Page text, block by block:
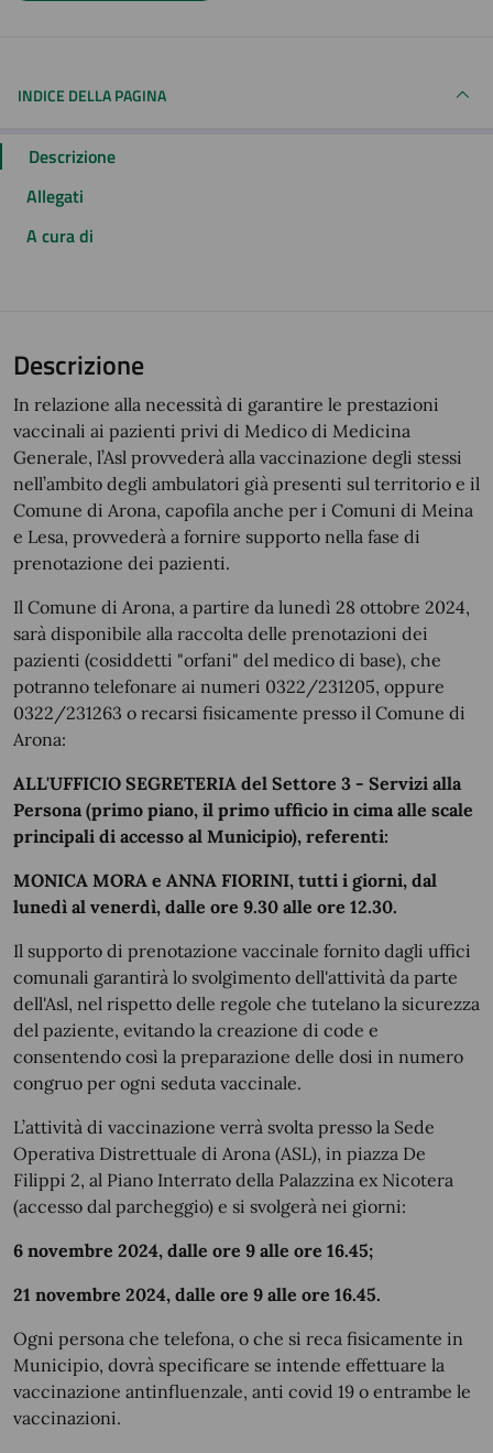
INDICE DELLA PAGINA
Descrizione
Allegati
A cura di
Descrizione
In relazione alla necessità di garantire le prestazioni
vaccinali ai pazienti privi di Medico di Medicina
Generale, l’Asl provvederà alla vaccinazione degli stessi
nell’ambito degli ambulatori già presenti sul territorio e il
Comune di Arona, capofila anche per i Comuni di Meina
e Lesa, provvederà a fornire supporto nella fase di
prenotazione dei pazienti.
Il Comune di Arona, a partire da lunedì 28 ottobre 2024,
sarà disponibile alla raccolta delle prenotazioni dei
pazienti (cosiddetti "orfani" del medico di base), che
potranno telefonare ai numeri 0322/231205, oppure
0322/231263 o recarsi fisicamente presso il Comune di
Arona:
ALL'UFFICIO SEGRETERIA del Settore 3 - Servizi alla
Persona (primo piano, il primo ufficio in cima alle scale
principali di accesso al Municipio), referenti:
MONICA MORA e ANNA FIORINI, tutti i giorni, dal
lunedì al venerdì, dalle ore 9.30 alle ore 12.30.
Il supporto di prenotazione vaccinale fornito dagli uffici
comunali garantirà lo svolgimento dell'attività da parte
dell'Asl, nel rispetto delle regole che tutelano la sicurezza
del paziente, evitando la creazione di code e
consentendo così la preparazione delle dosi in numero
congruo per ogni seduta vaccinale.
L’attività di vaccinazione verrà svolta presso la Sede
Operativa Distrettuale di Arona (ASL), in piazza De
Filippi 2, al Piano Interrato della Palazzina ex Nicotera
(accesso dal parcheggio) e si svolgerà nei giorni:
6 novembre 2024, dalle ore 9 alle ore 16.45;
21 novembre 2024, dalle ore 9 alle ore 16.45.
Ogni persona che telefona, o che si reca fisicamente in
Municipio, dovrà specificare se intende effettuare la
vaccinazione antinfluenzale, anti covid 19 o entrambe le
vaccinazioni.